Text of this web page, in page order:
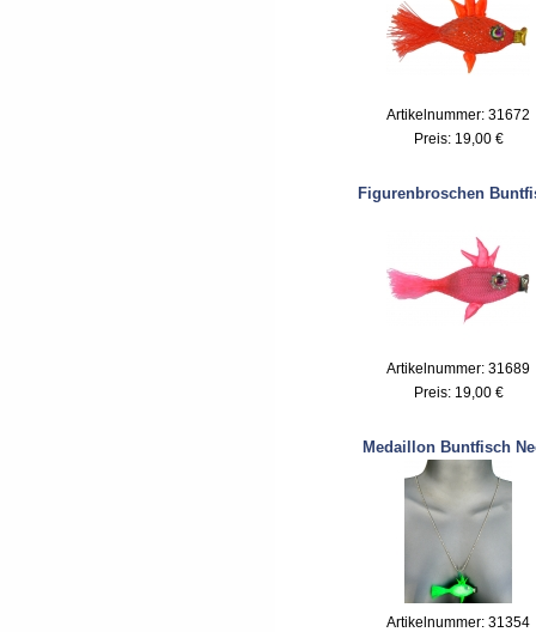
Artikelnummer: 31672
Preis: 19,00 €
Figurenbroschen
Artikelnummer: 31689
Preis: 19,00 €
Medaillon Buntfisch
Artikelnummer: 31354